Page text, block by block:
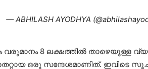
— ABHILASH AYODHYA
വരുമാനം 8 ലക്ഷത്തിൽ
ഒരു സന്ദേശമാണിത്. ഇവിടെ